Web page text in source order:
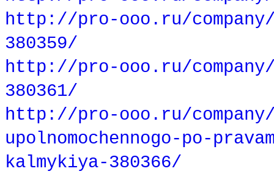
http://pro-ooo.ru/
380359/
http://pro-ooo.ru/
380361/
http://pro-ooo.ru/
upolnomochennogo-po-
kalmykiya-380366/